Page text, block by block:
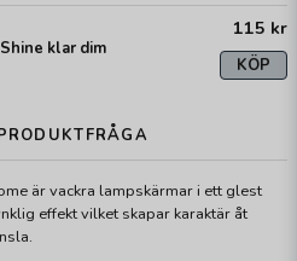
klar dim
115 kr
KÖP
är vackra lampskärmar i ett glest
effekt vilket skapar karaktär åt